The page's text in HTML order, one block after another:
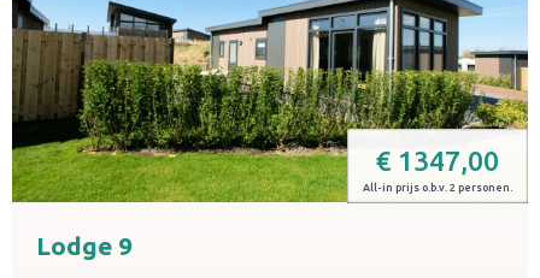
€ 1347,00
All-in prijs o.b.v. 2 personen.
Lodge 9